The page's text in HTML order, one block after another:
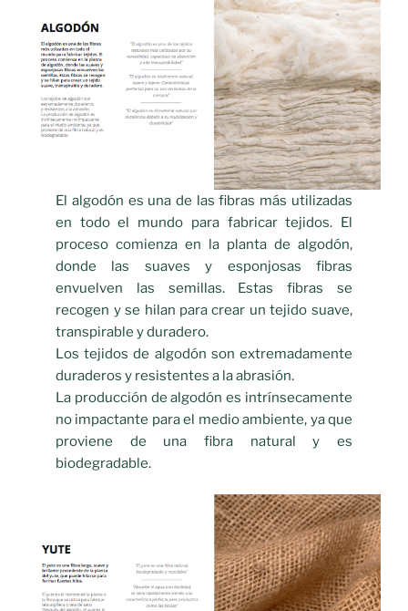
El algodón es una de las fibras más utilizadas
en todo el mundo para fabricar tejidos. El
proceso comienza en la planta de algodón,
donde las suaves y esponjosas fibras
envuelven las semillas. Estas fibras se
recogen y se hilan para crear un tejido suave,
transpirable y duradero.
Los tejidos de algodón son extremadamente
duraderos y resistentes a la abrasión.
La producción de algodón es intrínsecamente
no impactante para el medio ambiente, ya que
proviene de una fibra natural y es
biodegradable.